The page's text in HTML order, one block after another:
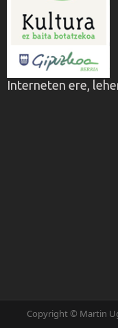
Interneten ere,
Copyright © Martin